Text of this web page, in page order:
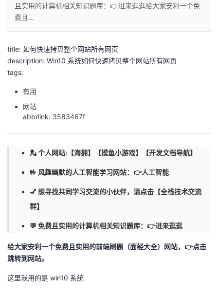
人
主
页
我
的
开
发
博
客
的
论
我
的
子
我
直
播
的
活
我
的
且实用的计算机相关知识题库：👉进来逛逛给大家安利一个免
费且...
title: 如何快速拷贝整个网站所有网页
description: Win10 系统如何快速拷贝整个网站所有网页
tags:
有用
网站
abbrlink: 3583467f
💂 个人网站:【海拥】【摸鱼小游戏】【开发文档导航】
🤟 风趣幽默的人工智能学习网站：👉人工智能
💅 想寻找共同学习交流的小伙伴，请点击【全栈技术交流
群】
💬 免费且实用的计算机相关知识题库：👉进来逛逛
给大家安利一个免费且实用的前端刷题（面经大全）网站，👉点击
跳转到网站。
这里我用的是 win10 系统